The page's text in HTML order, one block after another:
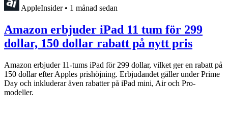
AppleInsider • 1 månad sedan
Amazon erbjuder iPad 11 tum för 299
dollar, 150 dollar rabatt på nytt pris
Amazon erbjuder 11-tums iPad för 299 dollar, vilket ger en rabatt på
150 dollar efter Apples prishöjning. Erbjudandet gäller under Prime
Day och inkluderar även rabatter på iPad mini, Air och Pro-
modeller.